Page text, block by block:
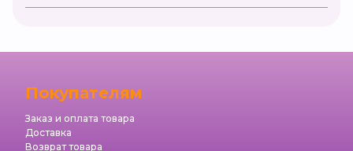
Покупателям
Заказ и оплата товара
Доставка
Возврат товара